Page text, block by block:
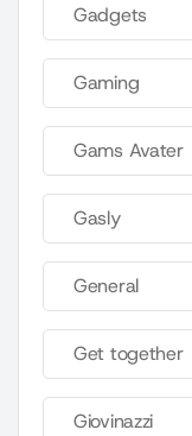
Gadgets
Gaming
Gams Avater
Gasly
General
Get together
Giovinazzi